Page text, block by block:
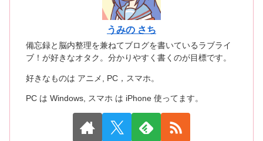
うみの さち
備忘録と脳内整理を兼ねてブログを書いているラブライ
ブ！が好きなオタク。分かりやすく書くのが目標です。
好きなものは アニメ, PC，スマホ。
PC は Windows, スマホ は iPhone 使ってます。